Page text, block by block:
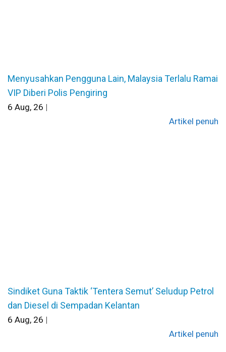
Menyusahkan Pengguna Lain, Malaysia Terlalu Ramai
VIP Diberi Polis Pengiring
6 Aug, 26 |
Artikel penuh
Sindiket Guna Taktik ‘Tentera Semut’ Seludup Petrol
dan Diesel di Sempadan Kelantan
6 Aug, 26 |
Artikel penuh